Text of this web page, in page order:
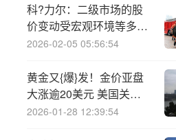
科?力尔：二级市场的股
价变动受宏观环境等多种
因素综合影响
2026-02-05 05:56:54
黄金又{爆}发！金价亚盘
大涨逾20美元 美国关键
数据来袭、如何交易黄
2026-01-28 12:39:54